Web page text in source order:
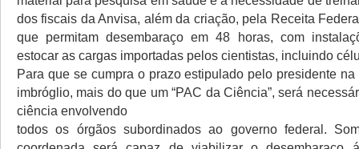
dos fiscais da Anvisa, além da criação, pela Receita
que permitam desembaraço em 48 horas, com
estocar as cargas importadas pelos cientistas, incluindo
Para que se cumpra o prazo estipulado pelo presidente
imbróglio, mais do que um “PAC da Ciência”, será
ciência envolvendo
todos os órgãos subordinados ao governo federal.